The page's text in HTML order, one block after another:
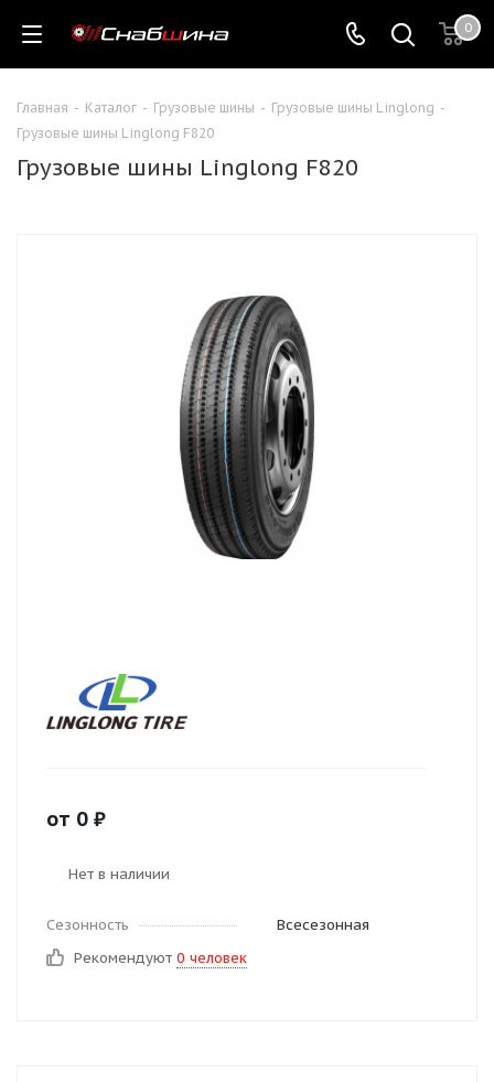
0
Главная - Каталог - Грузовые шины - Грузовые шины Linglong -
Грузовые шины Linglong F820
Грузовые шины Linglong F820
от 0 ₽
Нет в наличии
Сезонность
Всесезонная
Рекомендуют 0 человек